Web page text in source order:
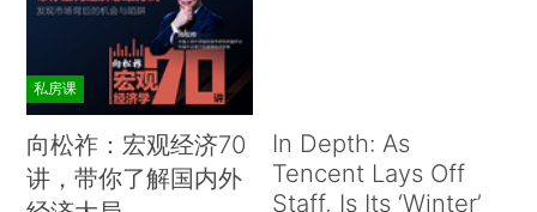
私房课
向松祚：宏观经济70
讲，带你了解国内外
In Depth: As
Tencent Lays Off
Staff, Is Its ‘Winter’